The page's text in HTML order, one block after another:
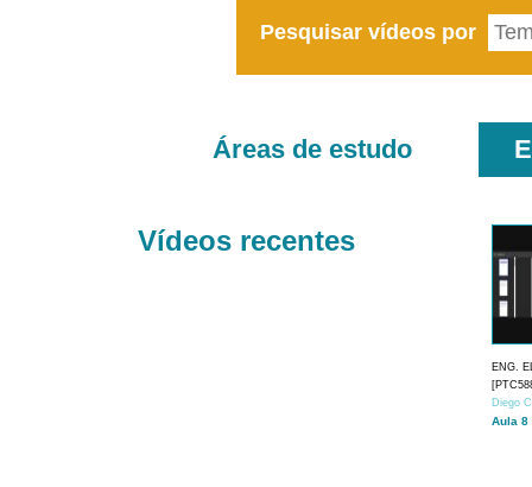
Pesquisar vídeos por
Áreas de estudo
Vídeos recentes
ENG.
Diego
Aula 8